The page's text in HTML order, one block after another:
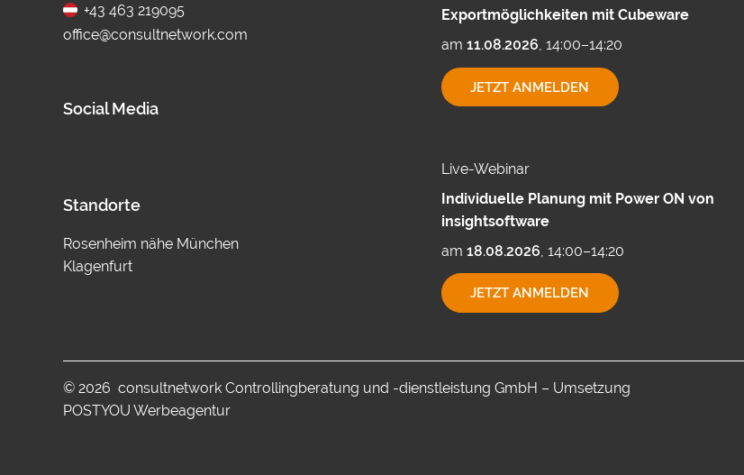
+43 463 219095
office@consultnetwork.com
Social Media
Standorte
Rosenheim nähe München
Klagenfurt
Exportmöglichkeiten mit Cubeware
am11.08.2026, 14:00–14:20
JETZT ANMELDEN EXPORTMÖGLICHKEITEN
MIT
Live-Webinar
Individuelle Planung mit Power ON von
insightsoftware
am18.08.2026, 14:00–14:20
JETZT ANMELDEN
INDIVIDUELLE
PLANUNG
INSIGHTSOFTWARE
© 2026 consultnetwork Controllingberatung und -dienstleistung GmbH – Umsetzung
POSTYOU Werbeagentur